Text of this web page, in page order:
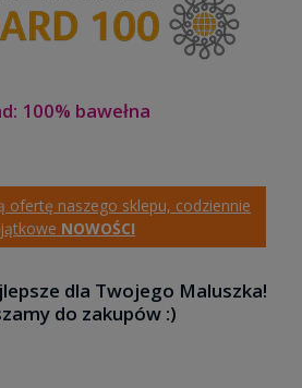
100% bawełna
ofertę naszego sklepu, codziennie
NOWOŚCI
dla Twojego Maluszka!
do zakupów :)